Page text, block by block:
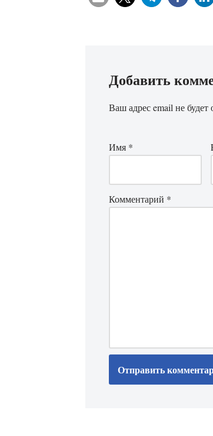
Добавить
Ваш адрес email не будет
Имя *
Комментарий *